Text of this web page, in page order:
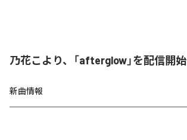
乃花こより、「afterglow」を配信開始
新曲情報